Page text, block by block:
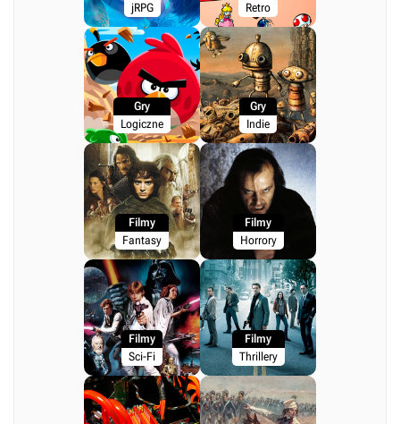
jRPG
Retro
Gry
Logiczne
Gry
Indie
Filmy
Fantasy
Filmy
Horrory
Filmy
Sci-Fi
Filmy
Thrillery